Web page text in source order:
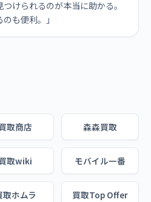
けられるのが本当に助かる。
も便利。」
取商店 森森買取
取wiki モバイル一番
取ホムラ 買取Top Offer